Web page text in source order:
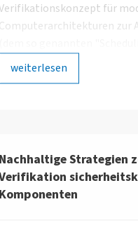
für
Computerarchitekturen zur
Kommunikationsprozesse in
eingesetzt, welches auf der
effizient wie möglich zu
gewährleisten zu können.
weiterlesen
Nachhaltige Strategien
Komponenten